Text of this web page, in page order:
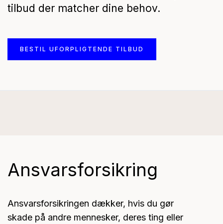
tilbud der matcher dine behov.
BESTIL UFORPLIGTENDE TILBUD
Ansvarsforsikring
Ansvarsforsikringen dækker, hvis du gør
skade på andre mennesker, deres ting eller